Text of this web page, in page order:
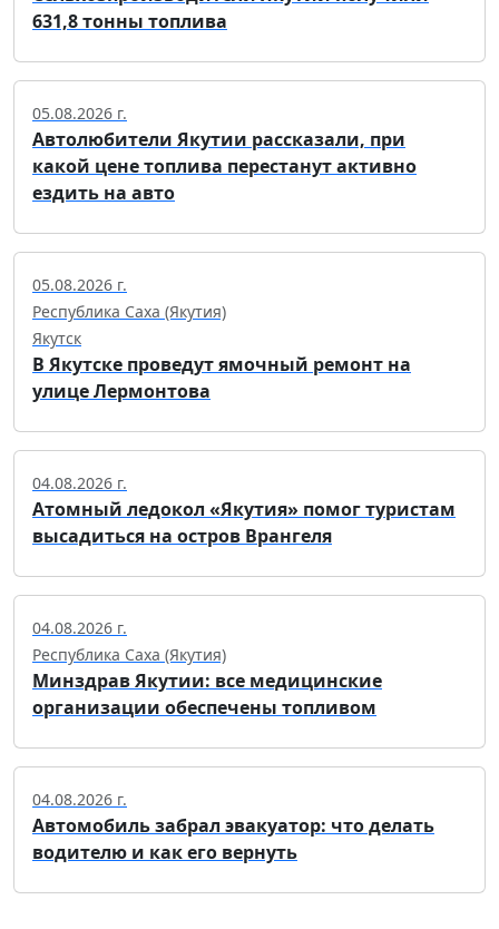
631,8 тонны топлива
05.08.2026 г.
Автолюбители Якутии рассказали, при
какой цене топлива перестанут активно
ездить на авто
05.08.2026 г.
Республика Саха (Якутия)
Якутск
В Якутске проведут ямочный ремонт на
улице Лермонтова
04.08.2026 г.
Атомный ледокол «Якутия» помог туристам
высадиться на остров Врангеля
04.08.2026 г.
Республика Саха (Якутия)
Минздрав Якутии: все медицинские
организации обеспечены топливом
04.08.2026 г.
Автомобиль забрал эвакуатор: что делать
водителю и как его вернуть